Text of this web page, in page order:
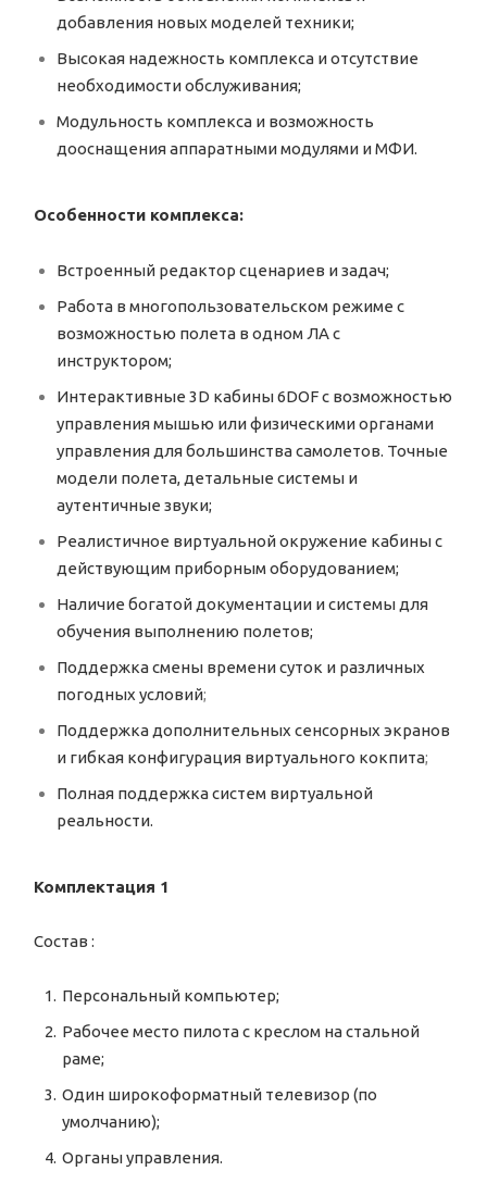
добавления новых моделей техники;
Высокая надежность комплекса и отсутствие
необходимости обслуживания;
Модульность комплекса и возможность
дооснащения аппаратными модулями и МФИ.
Особенности комплекса:
Встроенный редактор сценариев и задач;
Работа в многопользовательском режиме с
возможностью полета в одном ЛА с
инструктором;
Интерактивные 3D кабины 6DOF с возможностью
управления мышью или физическими органами
управления для большинства самолетов. Точные
модели полета, детальные системы и
аутентичные звуки;
Реалистичное виртуальной окружение кабины с
действующим приборным оборудованием;
Наличие богатой документации и системы для
обучения выполнению полетов;
Поддержка смены времени суток и различных
погодных условий;
Поддержка дополнительных сенсорных экранов
и гибкая конфигурация виртуального кокпита;
Полная поддержка систем виртуальной
реальности.
Комплектация 1
Состав :
Персональный компьютер;
Рабочее место пилота с креслом на стальной
раме;
Один широкоформатный телевизор (по
умолчанию);
Органы управления.